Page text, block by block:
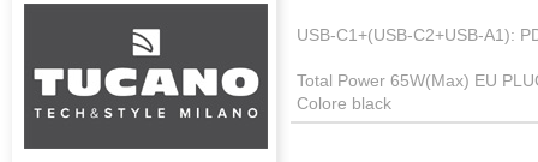
USB-C1+(USB-C2+USB-A1):
Total Power 65W(Max) EU
Colore black